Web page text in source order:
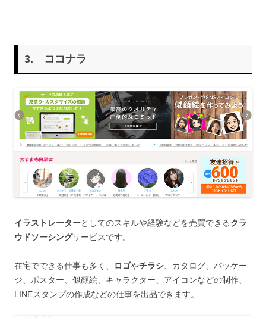
3. ココナラ
イラストレーターとしてのスキルや経験などを売買できるクラ
ウドソーシングサービスです。
在宅でできる仕事も多く、 ロゴやチラシ、カタログ、パッケー
ジ、ポスター、似顔絵、キャラクター、アイコンなどの制作、
LINEスタンプの作成などの仕事を出品できます。